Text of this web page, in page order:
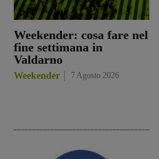
Weekender: cosa fare nel
fine settimana in
Valdarno
Weekender 7 Agosto 2026